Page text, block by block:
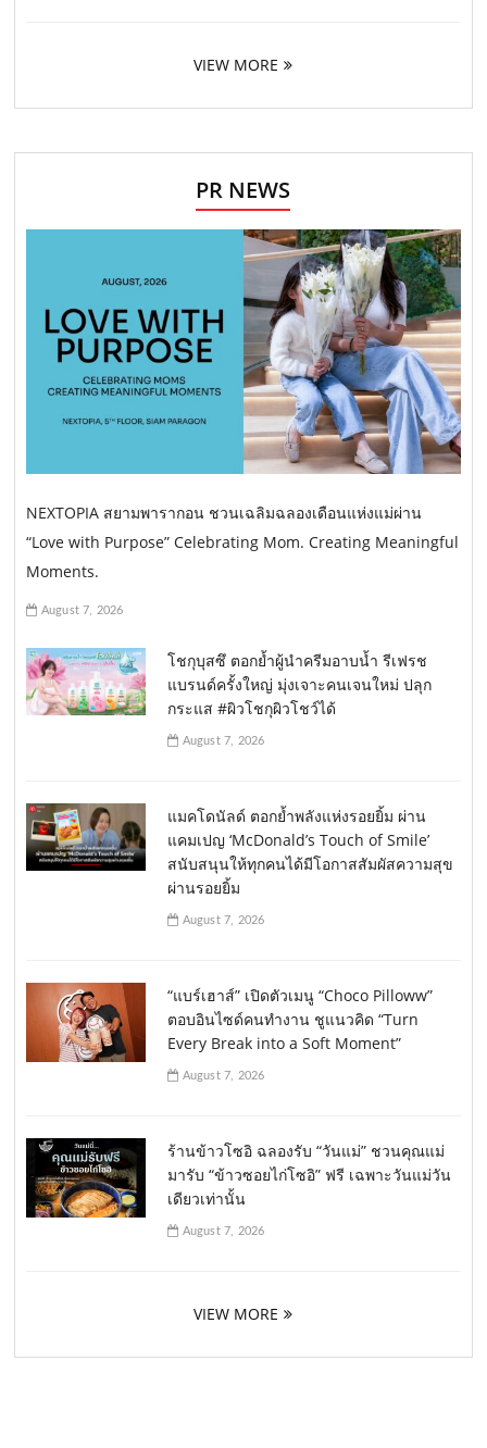
VIEW MORE
PR NEWS
NEXTOPIA สยามพารากอน ชวนเฉลิมฉลองเดือนแห่งแม่ผ่าน
“Love with Purpose” Celebrating Mom. Creating Meaningful
Moments.
August 7, 2026
โชกุบุสซึ ตอกย้ำผู้นำครีมอาบน้ำ รีเฟรช
แบรนด์ครั้งใหญ่ มุ่งเจาะคนเจนใหม่ ปลุก
กระแส #ผิวโชกุผิวโชว์ได้
August 7, 2026
แมคโดนัลด์ ตอกย้ำพลังแห่งรอยยิ้ม ผ่าน
แคมเปญ ‘McDonald’s Touch of Smile’
สนับสนุนให้ทุกคนได้มีโอกาสสัมผัสความสุข
ผ่านรอยยิ้ม
August 7, 2026
“แบร์เฮาส์” เปิดตัวเมนู “Choco Pilloww”
ตอบอินไซด์คนทำงาน ชูแนวคิด “Turn
Every Break into a Soft Moment”
August 7, 2026
ร้านข้าวโซอิ ฉลองรับ “วันแม่” ชวนคุณแม่
มารับ “ข้าวซอยไก่โซอิ” ฟรี เฉพาะวันแม่วัน
เดียวเท่านั้น
August 7, 2026
VIEW MORE